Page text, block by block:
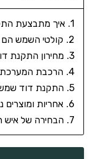
איך מתבצעת
קולטי השמש
מחירון התקנת
הרכבת המערכת
התקנת דוד שמש
אחריות ומוצרים
הבחירה של איש